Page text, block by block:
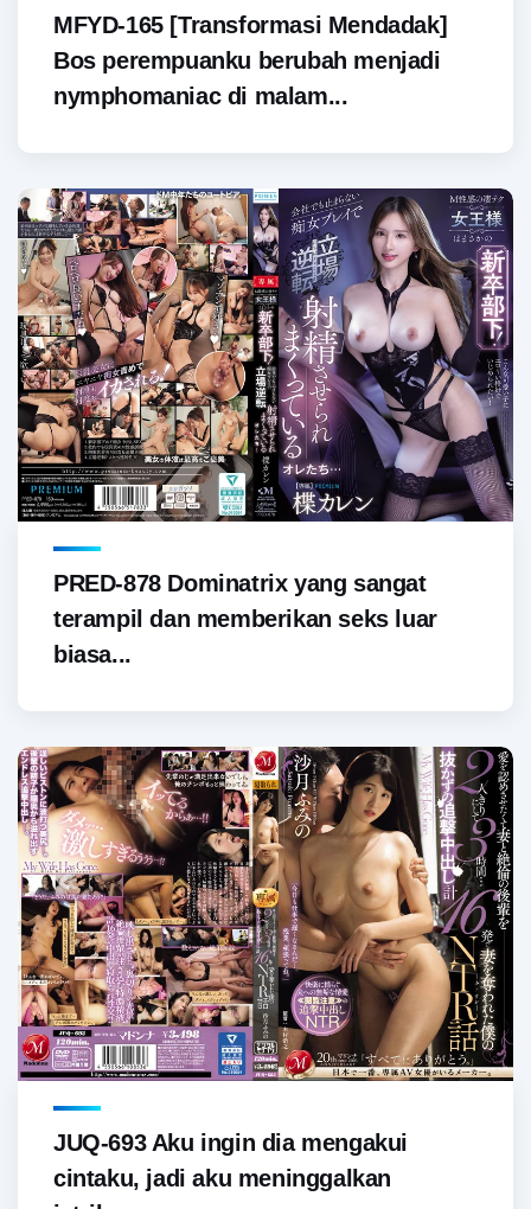
MFYD-165 [Transformasi Mendadak]
Bos perempuanku berubah menjadi
nymphomaniac di malam...
PRED-878 Dominatrix yang sangat
terampil dan memberikan seks luar
biasa...
JUQ-693 Aku ingin dia mengakui
cintaku, jadi aku meninggalkan